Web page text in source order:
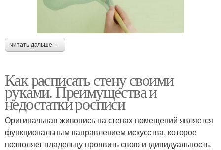
читать дальше →
Как расписать стену своими
руками. Преимущества и
недостатки росписи
Оригинальная живопись на стенах помещений является
функциональным направлением искусства, которое
позволяет владельцу проявить свою индивидуальность.